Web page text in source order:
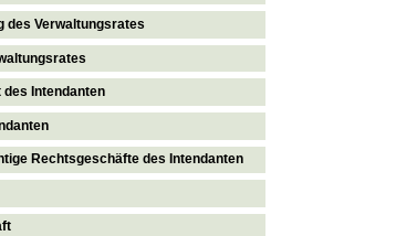
des Verwaltungsrates
Intendanten
Rechtsgeschäfte des Intendanten